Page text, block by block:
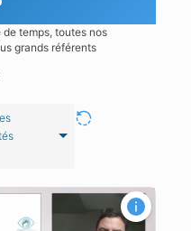
temps, toutes nos
grands référents